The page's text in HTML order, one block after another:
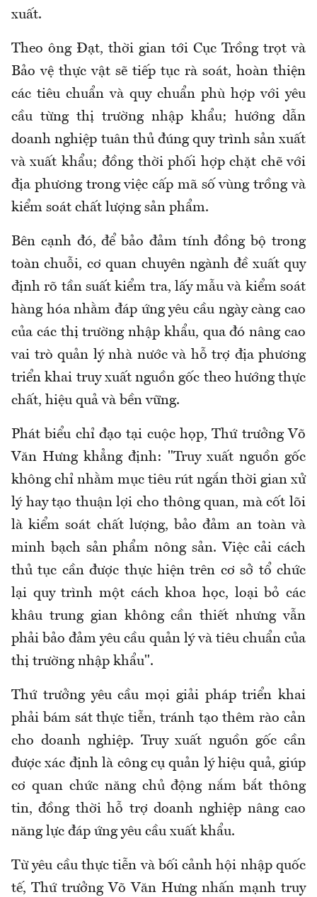
xuất.
Theo ông Đạt, thời gian tới Cục Trồng trọt và
Bảo vệ thực vật sẽ tiếp tục rà soát, hoàn thiện
các tiêu chuẩn và quy chuẩn phù hợp với yêu
cầu từng thị trường nhập khẩu; hướng dẫn
doanh nghiệp tuân thủ đúng quy trình sản xuất
và xuất khẩu; đồng thời phối hợp chặt chẽ với
địa phương trong việc cấp mã số vùng trồng và
kiểm soát chất lượng sản phẩm.
Bên cạnh đó, để bảo đảm tính đồng bộ trong
toàn chuỗi, cơ quan chuyên ngành đề xuất quy
định rõ tần suất kiểm tra, lấy mẫu và kiểm soát
hàng hóa nhằm đáp ứng yêu cầu ngày càng cao
của các thị trường nhập khẩu, qua đó nâng cao
vai trò quản lý nhà nước và hỗ trợ địa phương
triển khai truy xuất nguồn gốc theo hướng thực
chất, hiệu quả và bền vững.
Phát biểu chỉ đạo tại cuộc họp, Thứ trưởng Võ
Văn Hưng khẳng định: "Truy xuất nguồn gốc
không chỉ nhằm mục tiêu rút ngắn thời gian xử
lý hay tạo thuận lợi cho thông quan, mà cốt lõi
là kiểm soát chất lượng, bảo đảm an toàn và
minh bạch sản phẩm nông sản. Việc cải cách
thủ tục cần được thực hiện trên cơ sở tổ chức
lại quy trình một cách khoa học, loại bỏ các
khâu trung gian không cần thiết nhưng vẫn
phải bảo đảm yêu cầu quản lý và tiêu chuẩn của
thị trường nhập khẩu".
Thứ trưởng yêu cầu mọi giải pháp triển khai
phải bám sát thực tiễn, tránh tạo thêm rào cản
cho doanh nghiệp. Truy xuất nguồn gốc cần
được xác định là công cụ quản lý hiệu quả, giúp
cơ quan chức năng chủ động nắm bắt thông
tin, đồng thời hỗ trợ doanh nghiệp nâng cao
năng lực đáp ứng yêu cầu xuất khẩu.
Từ yêu cầu thực tiễn và bối cảnh hội nhập quốc
tế, Thứ trưởng Võ Văn Hưng nhấn mạnh truy